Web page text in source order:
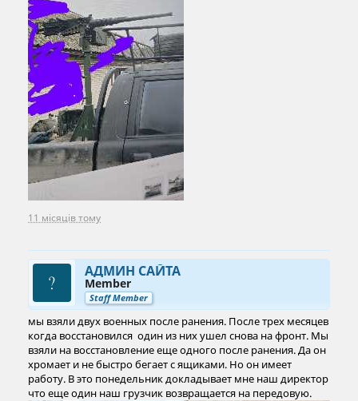
11 місяців тому
АДМИН САЙТА
Member
Staff Member
мы взяли двух военных после ранения. После трех месяцев
когда восстановился один из них ушел снова на фронт. Мы
взяли на восстановление еще одного после ранения. Да он
хромает и не быстро бегает с ящиками. Но он имеет
работу. В это понедельник докладывает мне наш директор
что еще один наш грузчик возвращается на передовую.